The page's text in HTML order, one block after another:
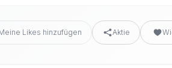
Likes hinzufügen Aktie